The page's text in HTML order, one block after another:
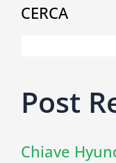
CERCA
Post
Chiave